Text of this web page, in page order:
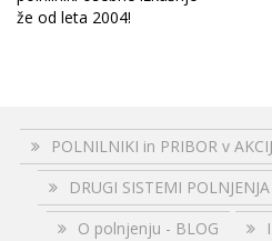
že od leta 2004!
POLNILNIKI in PRIBOR v
DRUGI SISTEMI
O polnjenju - BLOG